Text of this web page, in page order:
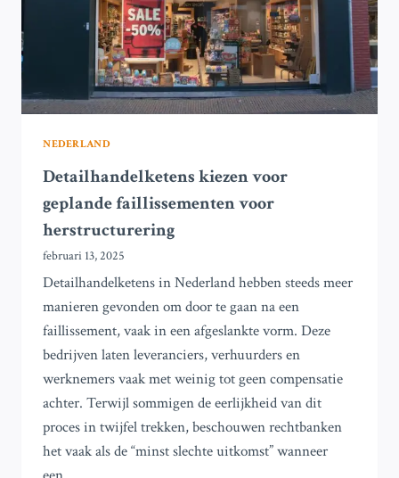
HERVORMT
NEDERLAND
Detailhandelketens kiezen voor
geplande faillissementen voor
herstructurering
februari 13, 2025
Detailhandelketens in Nederland hebben steeds meer
manieren gevonden om door te gaan na een
faillissement, vaak in een afgeslankte vorm. Deze
bedrijven laten leveranciers, verhuurders en
werknemers vaak met weinig tot geen compensatie
achter. Terwijl sommigen de eerlijkheid van dit
proces in twijfel trekken, beschouwen rechtbanken
het vaak als de “minst slechte uitkomst” wanneer